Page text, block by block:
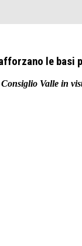
le basi
Valle in